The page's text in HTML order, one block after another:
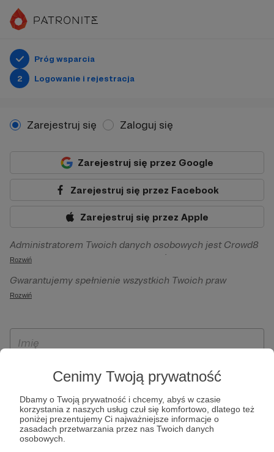
Cenimy Twoją prywatność
Dbamy o Twoją prywatność i chcemy, abyś w czasie
korzystania z naszych usług czuł się komfortowo, dlatego też
poniżej prezentujemy Ci najważniejsze informacje o
zasadach przetwarzania przez nas Twoich danych
osobowych.
Próg wsparcia
2
Logowanie i rejestracja
Zarejestruj się Zaloguj się
Zarejestruj się przez Google
Zarejestruj się przez Facebook
Zarejestruj się przez Apple
Administratorem Twoich danych osobowych jest Crowd8
sp. z o.o. z siedziba w Warszawie, ul. Żwirki i Wigury 16, 02-
092 Warszawa. Twoje dane osobowe będą przetwarzane w
szczególności w celu wykonania umowy zawartej z Tobą, w
Patronite.pl, w tym możliwości dokonywania oraz
otrzymywania wsparcia na naszej platformie oraz
Rozwiń
Gwarantujemy spełnienie wszystkich Twoich praw
wynikających z ogólnego rozporządzenia o ochronie
ich przenoszenia, niepodlegania zautomatyzowanemu
wyrażenia sprzeciwu wobec przetwarzania Twoich danych
osobowych. Rejestracja dla osób niepełnoletnich możliwa
jest po przekazaniu podpisanego formularza "Zgodna na
założenie konta przez osobę niepełnoletnią", formularz
dostępny jest na stronie regulaminu Patronite.pl.
Rozwiń